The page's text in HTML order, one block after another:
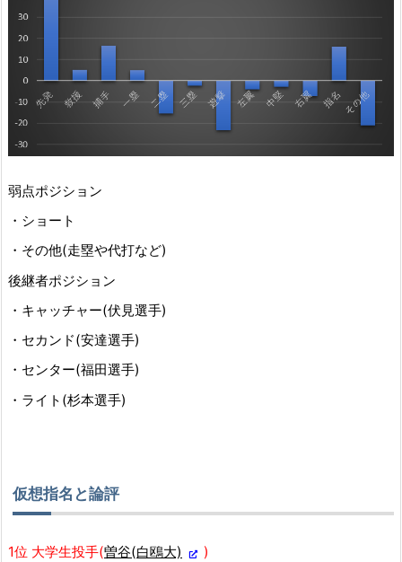
弱点ポジション
・ショート
・その他(走塁や代打など)
後継者ポジション
・キャッチャー(伏見選手)
・セカンド(安達選手)
・センター(福田選手)
・ライト(杉本選手)
仮想指名と論評
1位 大学生投手(曽谷(白鴎大)
)